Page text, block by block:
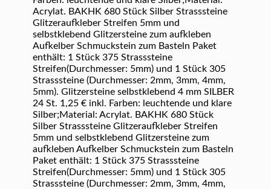
Acrylat. BAKHK 680 Stück Silber Strasssteine
Glitzeraufkleber Streifen 5mm und
selbstklebend Glitzersteine zum aufkleben
Aufkelber Schmuckstein zum Basteln Paket
enthält: 1 Stück 375 Strasssteine
Streifen(Durchmesser: 5mm) und 1 Stück 305
Strasssteine (Durchmesser: 2mm, 3mm, 4mm,
5mm). Glitzersteine selbstklebend 4 mm SILBER
24 St. 1,25 € inkl. Farben: leuchtende und klare
Silber;Material: Acrylat. BAKHK 680 Stück
Silber Strasssteine Glitzeraufkleber Streifen
5mm und selbstklebend Glitzersteine zum
aufkleben Aufkelber Schmuckstein zum Basteln
Paket enthält: 1 Stück 375 Strasssteine
Streifen(Durchmesser: 5mm) und 1 Stück 305
Strasssteine (Durchmesser: 2mm, 3mm, 4mm,